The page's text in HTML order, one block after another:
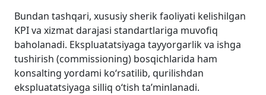
Bundan tashqari, xususiy sherik faoliyati kelishilgan
KPI va xizmat darajasi standartlariga muvofiq
baholanadi. Ekspluatatsiyaga tayyorgarlik va ishga
tushirish (commissioning) bosqichlarida ham
konsalting yordami ko‘rsatilib, qurilishdan
ekspluatatsiyaga silliq o‘tish ta’minlanadi.